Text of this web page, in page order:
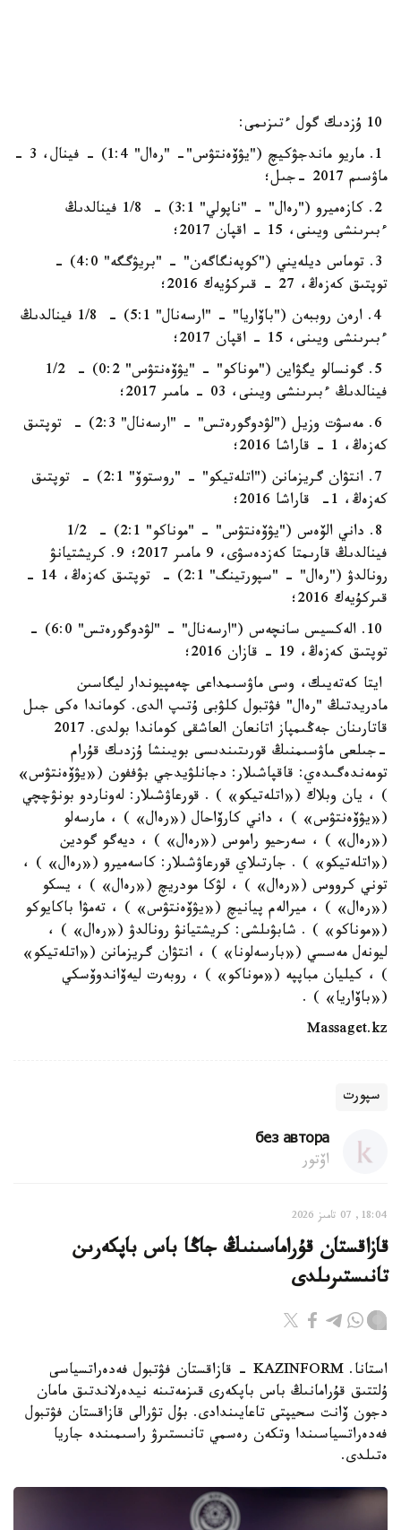
1. ماريو ماندجۋكيچ ("يۋۆەنتۋس"- "رەال" 1:4) - فينال، 3 -
ماۋسىم 2017 -جىل؛
2. كازەميرو ("رەال" - "ناپولي" 3:1) - 1/8 فينالدىڭ
ءبىرىنشى ويىنى، 15 - اقپان 2017؛
3. توماس ديلەيني ("كوپەنگاگەن" - "بريۋگگە" 4:0) -
توپتىق كەزەڭ، 27 - قىركۇيەك 2016؛
4. ارەن روببەن ("باۆاريا" - "ارسەنال" 5:1) - 1/8 فينالدىڭ
ءبىرىنشى ويىنى، 15 - اقپان 2017؛
5. گونسالو يگۋاين ("موناكو" - "يۋۆەنتۋس" 0:2) - 1/2
فينالدىڭ ءبىرىنشى ويىنى، 03 - مامىر 2017؛
6. مەسۋت وزيل ("لۋدوگورەتس" - "ارسەنال" 2:3) - توپتىق
كەزەڭ، 1 - قاراشا 2016؛
7. انتۋان گريزمانن ("اتلەتيكو" - "روستوۆ" 2:1) - توپتىق
كەزەڭ، 1- قاراشا 2016؛
8. داني الۆەس ("يۋۆەنتۋس" - "موناكو" 2:1) - 1/2
فينالدىڭ قارىمتا كەزدەسۋى، 9 مامىر 2017؛ 9. كريشتيانۋ
رونالدۋ ("رەال" - "سپورتينگ" 2:1) - توپتىق كەزەڭ، 14 -
قىركۇيەك 2016؛
10. الەكسيس سانچەس ("ارسەنال" - "لۋدوگورەتس" 6:0) -
توپتىق كەزەڭ، 19 - قازان 2016؛
ايتا كەتەيىك، وسى ماۋسىمداعى چەمپيوندار ليگاسىن
مادريدتىڭ "رەال" فۋتبول كلۋبى ۇتىپ الدى. كوماندا ەكى جىل
قاتارىنان جەڭىمپاز اتانعان العاشقى كوماندا بولدى. 2017
-جىلعى ماۋسىمنىڭ قورىتىندىسى بويىنشا ۇزدىك قۇرام
تومەندەگىدەي: قاقپاشىلار: دجانلۋيدجي بۋففون («يۋۆەنتۋس»
) ، يان وبلاك («اتلەتيكو» ) . قورعاۋشىلار: لەوناردو بونۋچچي
(«يۋۆەنتۋس» ) ، داني كارۆاحال («رەال» ) ، مارسەلو
(«رەال» ) ، سەرحيو راموس («رەال» ) ، ديەگو گودين
(«اتلەتيكو» ) . جارتىلاي قورعاۋشىلار: كاسەميرو («رەال» ) ،
توني كرووس («رەال» ) ، لۋكا مودريچ («رەال» ) ، يسكو
(«رەال» ) ، ميرالەم پيانيچ («يۋۆەنتۋس» ) ، تەمۋا باكايوكو
(«موناكو» ) . شابۋىلشى: كريشتيانۋ رونالدۋ («رەال» ) ،
ليونەل مەسسي («بارسەلونا» ) ، انتۋان گريزمانن («اتلەتيكو»
) ، كيليان مباپپە («موناكو» ) ، روبەرت ليەۆاندوۆسكي
(«باۆاريا» ) .
Massaget.kz
سپورت
без автора
اۆتور
18:04, 07 تامىز 2026
قازاقستان قۇراماسىنىڭ جاڭا باس باپكەرىن
تانىستىرىلدى
استانا. KAZINFORM - قازاقستان فۋتبول فەدەراتسياسى
ۇلتتىق قۇرامانىڭ باس باپكەرى قىزمەتىنە نيدەرلاندتىق مامان
دجون ۆانت سحيپتى تاعايىندادى. بۇل تۋرالى قازاقستان فۋتبول
فەدەراتسياسىندا وتكەن رەسمي تانىستىرۋ راسىمىندە جاريا
ەتىلدى.